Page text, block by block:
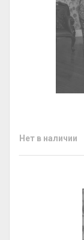
Нет в наличии